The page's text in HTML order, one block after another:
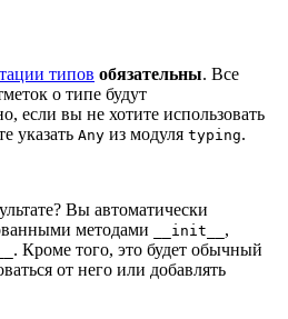
типов обязательны. Все
о типе будут
если вы не хотите использовать
указать Any из модуля typing.
Вы автоматически
методами
__init__ ,
. Кроме того, это будет обычный
от него или добавлять